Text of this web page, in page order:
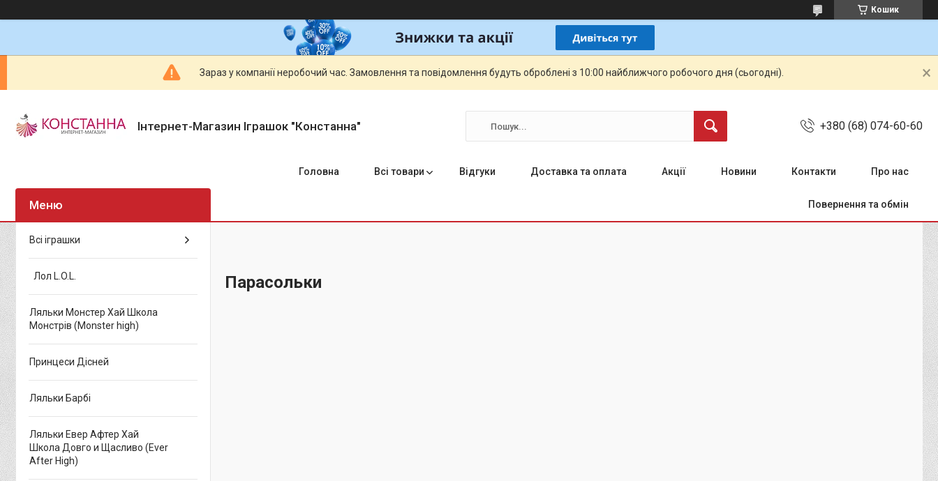
Кошик
Зараз у компанії неробочий час. Замовлення та повідомлення будуть оброблені з 10:00 найближчого робочого дня (сьогодні).
Інтернет-Магазин Іграшок "Констанна" +380 (68) 074-60-60
Головна Всі товари Відгуки Доставка та оплата Акції Новини Контакти Про нас
Повернення та обмін
Парасольки
Всі іграшки
Лол L.O.L.
Ляльки Монстер Хай Школа
Монстрів (Monster high)
Принцеси Дісней
Ляльки Барбі
Ляльки Евер Афтер Хай
Школа Довго и Щасливо (Ever
After High)